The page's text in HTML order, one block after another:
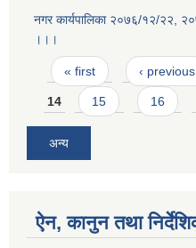
नगर कार्यपालिका २०७६/१२/२२,
।।।
Pages
« first ‹ previous
14 15 16
अन्य
ऐन, कानुन तथा